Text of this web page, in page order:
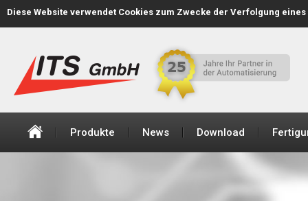
Diese Website verwendet Cookies zum Zwecke der Verfolgung
+43 (1) 616 27 40-0 office@its-automation.at
Produkte News Download